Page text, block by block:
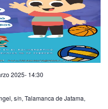
2025- 14:30
s/n, Talamanca de Jatama,